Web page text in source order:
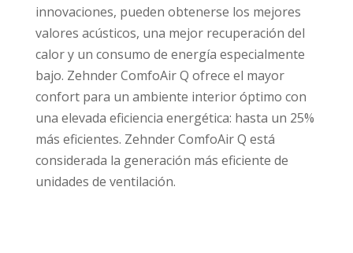
innovaciones, pueden obtenerse los mejores
valores acústicos, una mejor recuperación del
calor y un consumo de energía especialmente
bajo. Zehnder ComfoAir Q ofrece el mayor
confort para un ambiente interior óptimo con
una elevada eficiencia energética: hasta un 25%
más eficientes. Zehnder ComfoAir Q está
considerada la generación más eficiente de
unidades de ventilación.